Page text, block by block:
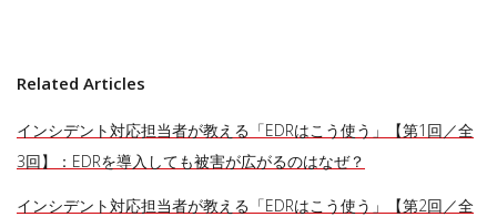
Related Articles
インシデント対応担当者が教える「EDRはこう使う」【第1回／全
3回】：EDRを導入しても被害が広がるのはなぜ？
インシデント対応担当者が教える「EDRはこう使う」【第2回／全